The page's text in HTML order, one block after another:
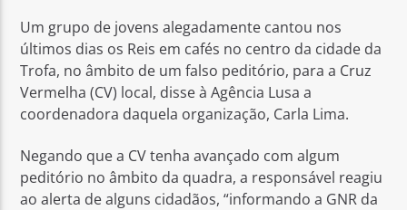
4 MENS
Rádio No ar
Um grupo de jovens alegadamente cantou nos
últimos dias os Reis em cafés no centro da cidade da
Trofa, no âmbito de um falso peditório, para a Cruz
Vermelha (CV) local, disse à Agência Lusa a
coordenadora daquela organização, Carla Lima.
Negando que a CV tenha avançado com algum
peditório no âmbito da quadra, a responsável reagiu
ao alerta de alguns cidadãos, “informando a GNR da